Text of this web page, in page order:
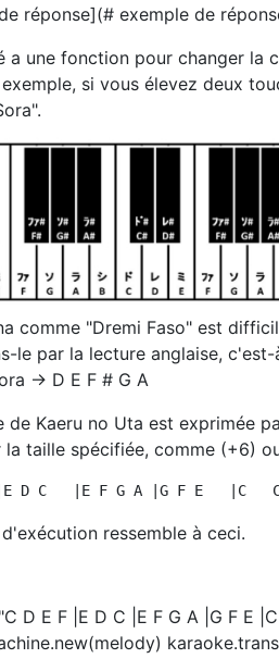
réponse](# exemple de
a une fonction pour changer la
si vous élevez deux
comme "Dremi Faso" est
le par la lecture anglaise,
→ D E F # G A
de Kaeru no Uta est exprimée
la taille spécifiée, comme (+6)
ressemble à ceci.
D E F |E D C |E F G A |G F E